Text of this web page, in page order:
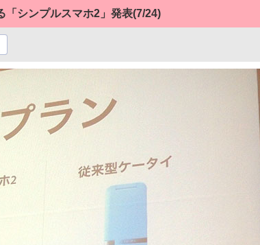
「シンプルスマホ2」発表(7/24)